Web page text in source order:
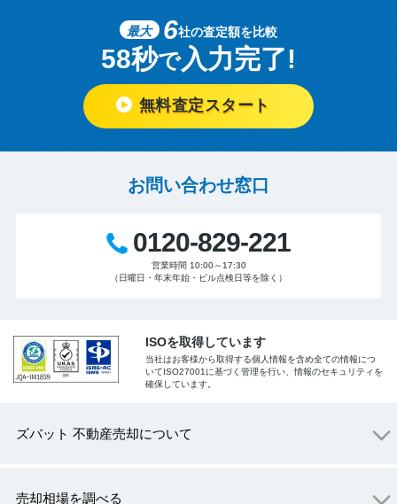
最大 6社の査定額を比較
58秒で入力完了!
無料査定スタート
お問い合わせ窓口
0120-829-221
営業時間 10:00～17:30
（日曜日・年末年始・ビル点検日等を除く）
ISOを取得しています
当社はお客様から取得する個人情報を含め全ての情報につ
いてISO27001に基づく管理を行い、情報のセキュリティを
確保しています。
ズバット 不動産売却について
売却相場を調べる